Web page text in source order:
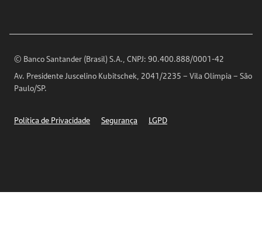
Encontre nossas agências
Horários de Atendimento
Telefones
© Banco Santander (Brasil) S.A., CNPJ: 90.400.888/0001-42
Av. Presidente Juscelino Kubitschek, 2041/2235 – Vila Olímpia – São
Paulo/SP.
Política de Privacidade Segurança LGPD